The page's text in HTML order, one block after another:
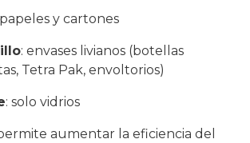
y cartones
: envases livianos (botellas
Tetra Pak, envoltorios)
: solo vidrios
aumentar la eficiencia del